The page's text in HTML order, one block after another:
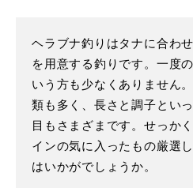
ヘラブナ釣りはタナに合わ
を用意する釣りです。一度
いう方も少なくありません
類も多く、長さと調子とい
目もさまざまです。せっか
インの気に入ったもの厳選
はいかがでしょうか。